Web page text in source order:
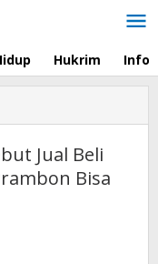
Hukrim Info
Jual Beli
Bisa